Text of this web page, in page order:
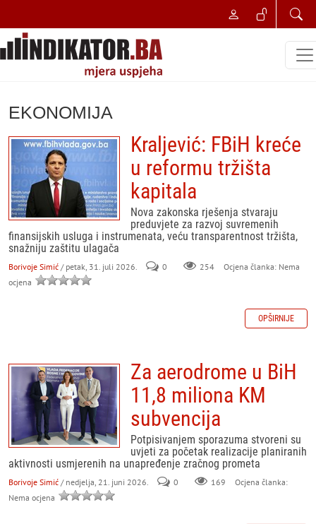
EKONOMIJA
Kraljević: FBiH kreće
u reformu tržišta
kapitala
Nova zakonska rješenja stvaraju
preduvjete za razvoj suvremenih
finansijskih usluga i instrumenata, veću transparentnost tržišta,
snažniju zaštitu ulagača
Borivoje Simić / petak, 31. juli 2026. 0 254
Ocjena članka: Nema
ocjena
OPŠIRNIJE
Za aerodrome u BiH
11,8 miliona KM
subvencija
Potpisivanjem sporazuma stvoreni su
uvjeti za početak realizacije planiranih
aktivnosti usmjerenih na unapređenje zračnog prometa
Borivoje Simić / nedjelja, 21. juni 2026. 0 169
Ocjena članka:
Nema ocjena